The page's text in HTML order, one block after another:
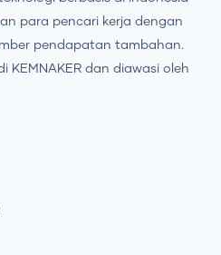
para pencari kerja dengan
pendapatan tambahan.
dan diawasi oleh